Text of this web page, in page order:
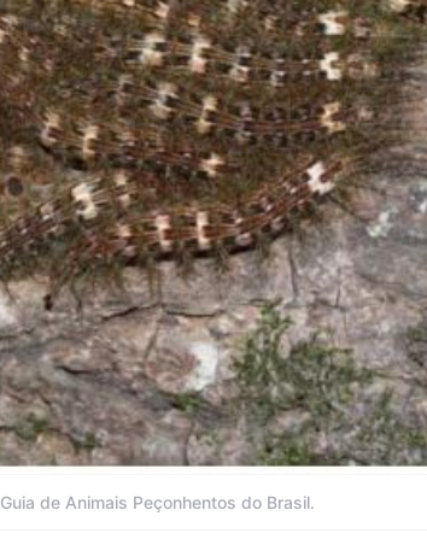
Guia de Animais Peçonhentos do Brasil.